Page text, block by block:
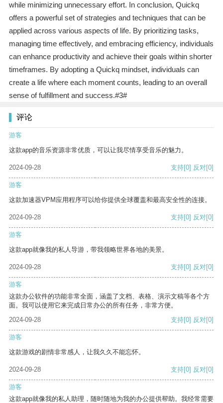
while minimizing unnecessary effort. In conclusion, Quickq
offers a powerful set of strategies and techniques that can be
applied across various aspects of life. By prioritizing tasks,
managing time effectively, and embracing efficiency, individuals
can enhance productivity and achieve their goals within shorter
timeframes. By adopting a Quickq mindset, individuals can
create a life where each moment counts, leading to an overall
sense of fulfillment and success.#3#
评论
游客
这款app的音乐资源非常优质，可以让我尽情享受音乐的魅力。
2024-09-28 支持[0] 反对[0]
游客
这款加速器VPM应用程序可以给你提供全球覆盖和最高安全性的连接。
2024-09-28 支持[0] 反对[0]
游客
这款app就像我的私人导游，带我领略世界各地的美景。
2024-09-28 支持[0] 反对[0]
游客
这款办公软件的功能非常全面，涵盖了文档、表格、演示文稿等各个方
面。我可以使用它来完成日常办公的所有任务，非常方便。
2024-09-28
支持[0] 反对[0]
游客
这款游戏的剧情非常感人，让我久久不能忘怀。
2024-09-28 支持[0] 反对[0]
游客
这款app就像我的私人助理，随时随地为我的办公提供帮助。我经常需要